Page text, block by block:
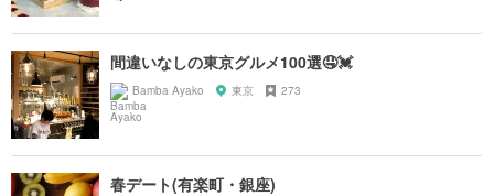
間違いなしの東京グルメ100選🤤💓
Bamba Ayako 東京 273
春デート(有楽町・銀座)